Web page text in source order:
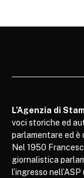
L’Agenzia di
voci storiche ed
parlamentare ed è
Nel 1950
giornalistica
l’ingresso